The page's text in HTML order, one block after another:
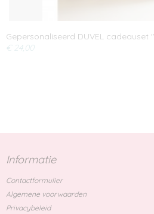
Gepersonaliseerd DUVEL
€ 24,00
Informatie
Contactformulier
Algemene voorwaarden
Privacybeleid